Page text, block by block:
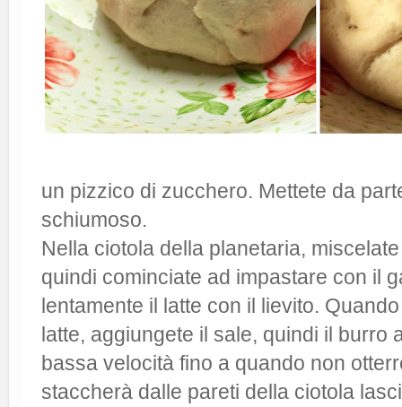
un pizzico di zucchero. Mettete da
schiumoso.
Nella ciotola della planetaria,
quindi cominciate ad impastare con il
lentamente il latte con il lievito.
latte, aggiungete il sale, quindi il burro
bassa velocità fino a quando non
staccherà dalle pareti della ciotola